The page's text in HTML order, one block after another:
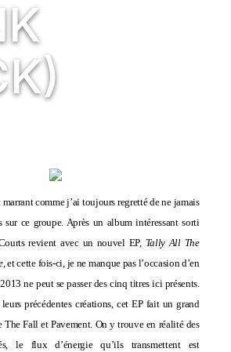
marrant comme j’ai toujours regretté de ne jamais
sur ce groupe. Après un album intéressant sorti
revient avec un nouvel EP, Tally All The
, et cette fois-ci, je ne manque pas l’occasion d’en
ne peut se passer des cinq titres ici présents.
précédentes créations, cet EP fait un grand
The Fall et Pavement. On y trouve en réalité des
le flux d’énergie qu’ils transmettent est